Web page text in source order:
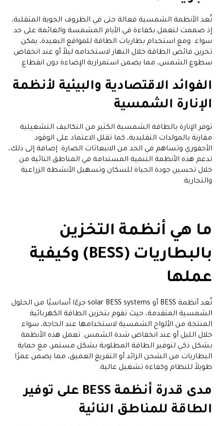
تُعد الأنظمة الشمسية فعالة حتى في الظروف الجوية المتقلبة،
إذ صممت لتعمل بكفاءة في الأيام المشمسة والغائمة على حد
سواء. ومع استخدام بطاريات الطاقة للمواقع البعيدة، يمكن
تخزين فائض الطاقة خلال النهار لاستخدامه ليلاً أو عند انخفاض
سطوع الشمس، مما يضمن استمرارية الإضاءة دون انقطاع.
الفوائد الاقتصادية والبيئية لأنظمة
الإنارة الشمسية
توفر الإنارة بالطاقة الشمسية الكثير من التكاليف التشغيلية
مقارنة بالمولدات التقليدية، كما تقلل الاعتماد على الوقود
الأحفوري وتساهم في الحد من الانبعاثات الضارة. إضافة إلى ذلك،
تدعم هذه الأنظمة التنمية المستدامة في المناطق النائية من
خلال تحسين جودة الحياة للسكان وتسهيل الأنشطة الزراعية
والتجارية.
ما هي أنظمة التخزين
بالبطاريات (BESS) وكيفية
عملها
تُعد أنظمة BESS أو solar BESS systems جزءًا أساسيًا من الحلول
الشمسية المتقدمة، حيث تقوم بتخزين الطاقة الكهربائية
المنتجة من الألواح الشمسية لاستخدامها عند الحاجة، سواء
خلال الليل أو عند انخفاض شدة الشمس. تعمل هذه الأنظمة
بشكل ذكي لتوفير الطاقة المطلوبة بشكل مستمر، مع حماية
البطاريات من الشحن الزائد أو التفريغ العميق، مما يضمن عمرًا
طويلاً للنظام وكفاءة تشغيل عالية.
مدى قدرة أنظمة BESS على توفير
الطاقة للمناطق النائية